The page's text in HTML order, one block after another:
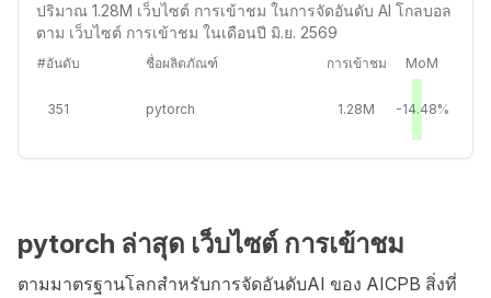
ปริมาณ 1.28M เว็บไซต์ การเข้าชม ในการจัดอันดับ AI โกลบอล
ตาม เว็บไซต์ การเข้าชม ในเดือนปี มิ.ย. 2569
#อันดับ ชื่อผลิตภัณฑ์ การเข้าชม MoM
351 pytorch 1.28M -14.48%
pytorch ล่าสุด เว็บไซต์ การเข้าชม
ตามมาตรฐานโลกสำหรับการจัดอันดับAI ของ AICPB สิ่งที่